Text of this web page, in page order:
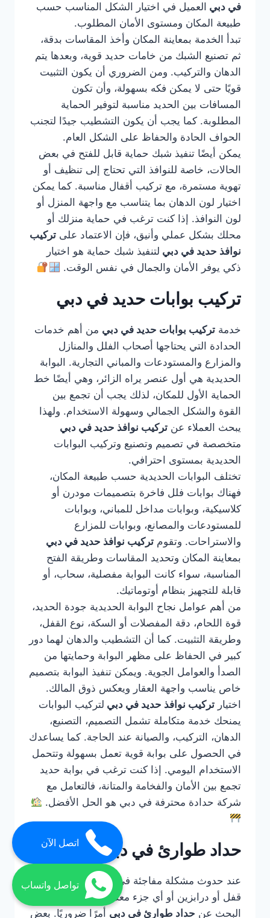
في دبي العميل في اختيار الشكل المناسب حسب
طبيعة المكان ومستوى الأمان المطلوب.
تبدأ الخدمة بمعاينة المكان وأخذ المقاسات بدقة،
ثم تصنيع الشبك من خامات حديد قوية، وبعدها يتم
الدهان والتركيب. ومن الضروري أن يكون التثبيت
قويًا حتى لا يمكن فكه بسهولة، وأن تكون
المسافات بين الحديد مناسبة لتوفير الحماية
المطلوبة. كما يجب أن يكون التشطيب جيدًا لتجنب
الحواف الحادة والحفاظ على الشكل العام.
يمكن أيضًا تنفيذ شبك حماية قابل للفتح في بعض
الحالات، خاصة للنوافذ التي تحتاج إلى تنظيف أو
تهوية مستمرة، مع تركيب أقفال مناسبة. كما يمكن
اختيار لون الدهان بما يتناسب مع واجهة المنزل أو
لون النوافذ. إذا كنت ترغب في حماية منزلك أو
محلك بشكل عملي وأنيق، فإن الاعتماد على تركيب
نوافذ حديد في دبي لتنفيذ شبك حماية هو اختيار
ذكي يوفر الأمان والجمال في نفس الوقت.
تركيب بوابات حديد في دبي
خدمة تركيب بوابات حديد في دبي من أهم خدمات
الحدادة التي يحتاجها أصحاب الفلل والمنازل
والمزارع والمستودعات والمباني التجارية. البوابة
الحديدية هي أول عنصر يراه الزائر، وهي أيضًا خط
الحماية الأول للمكان، لذلك يجب أن تجمع بين
القوة والشكل الجمالي وسهولة الاستخدام. ولهذا
يبحث العملاء عن تركيب نوافذ حديد في دبي
متخصصة في تصميم وتصنيع وتركيب البوابات
الحديدية بمستوى احترافي.
تختلف البوابات الحديدية حسب طبيعة المكان،
فهناك بوابات فلل فاخرة بتصميمات مودرن أو
كلاسيكية، وبوابات مداخل للمباني، وبوابات
للمستودعات والمصانع، وبوابات للمزارع
والاستراحات. وتقوم تركيب نوافذ حديد في دبي
بمعاينة المكان وتحديد المقاسات وطريقة الفتح
المناسبة، سواء كانت البوابة مفصلية، سحاب، أو
قابلة للتجهيز بنظام أوتوماتيك.
من أهم عوامل نجاح البوابة الحديدية جودة الحديد،
قوة اللحام، دقة المفصلات أو السكة، نوع القفل،
وطريقة التثبيت. كما أن التشطيب والدهان لهما دور
كبير في الحفاظ على مظهر البوابة وحمايتها من
الصدأ والعوامل الجوية. ويمكن تنفيذ البوابة بتصميم
خاص يناسب واجهة العقار ويعكس ذوق المالك.
اختيار تركيب نوافذ حديد في دبي لتركيب البوابات
يمنحك خدمة متكاملة تشمل التصميم، التصنيع،
الدهان، التركيب، والصيانة عند الحاجة. كما يساعدك
في الحصول على بوابة قوية تعمل بسهولة وتتحمل
الاستخدام اليومي. إذا كنت ترغب في بوابة حديد
تجمع بين الأمان والفخامة والمتانة، فالتعامل مع
شركة حدادة محترفة في دبي هو الحل الأفضل.
حداد طوارئ في دبي
عند حدوث مشكلة مفاجئة في باب حديد أو بوابة أو
قفل أو درابزين أو أي جزء معدني مهم، يصبح
البحث عن حداد طوارئ في دبي أمرًا ضروريًا. بعض
اتصل الآن
تواصل واتساب